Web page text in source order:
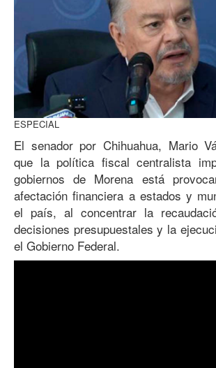
ESPECIAL
El senador por Chihuahua, Mario
que la política fiscal centralista
gobiernos de Morena está
afectación financiera a estados y
el país, al concentrar la
decisiones presupuestales y la
el Gobierno Federal.